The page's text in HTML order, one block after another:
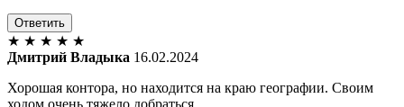
Ответить
★ ★ ★ ★ ★
Дмитрий Владыка 16.02.2024
Хорошая контора, но находится на краю географии. Своим